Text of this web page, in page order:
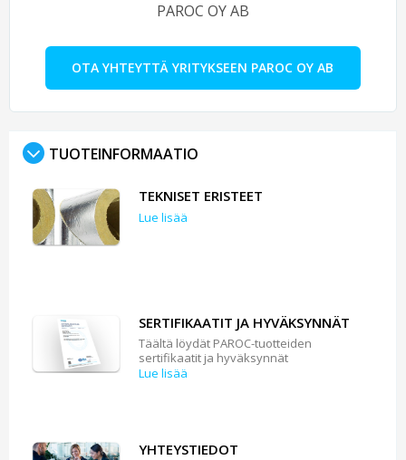
PAROC OY AB
OTA YHTEYTTÄ YRITYKSEEN PAROC OY AB
TUOTEINFORMAATIO
TEKNISET ERISTEET
Lue lisää
SERTIFIKAATIT JA HYVÄKSYNNÄT
Täältä löydät PAROC-tuotteiden
sertifikaatit ja hyväksynnät
Lue lisää
YHTEYSTIEDOT